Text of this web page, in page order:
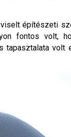
építészeti
fontos volt,
tapasztalata volt